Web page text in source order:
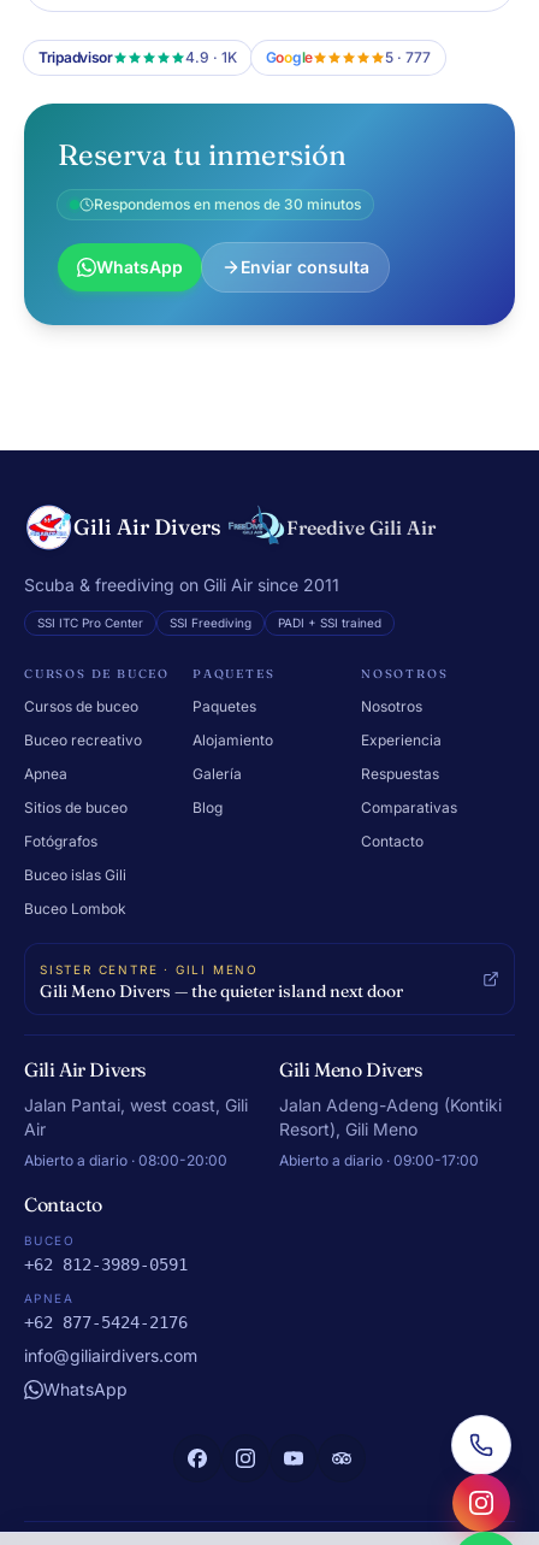
Tripadvisor 4.9 · 1K Google 5 · 777
Reserva tu inmersión
Respondemos en menos de 30 minutos
WhatsApp Enviar consulta
Gili Air Divers Freedive Gili Air
Scuba & freediving on Gili Air since 2011
SSI ITC Pro Center SSI Freediving PADI + SSI trained
CURSOS DE BUCEO
Cursos de buceo
Buceo recreativo
Apnea
Sitios de buceo
Fotógrafos
Buceo islas Gili
Buceo Lombok
PAQUETES
Paquetes
Alojamiento
Galería
Blog
NOSOTROS
Nosotros
Experiencia
Respuestas
Comparativas
Contacto
SISTER CENTRE · GILI MENO
Gili Meno Divers — the quieter island next door
Gili Air Divers
Jalan Pantai, west coast, Gili
Air
Abierto a diario · 08:00-20:00
Gili Meno Divers
Jalan Adeng-Adeng (Kontiki
Resort), Gili Meno
Abierto a diario · 09:00-17:00
Contacto
BUCEO
+62 812-3989-0591
APNEA
+62 877-5424-2176
info@giliairdivers.com
WhatsApp